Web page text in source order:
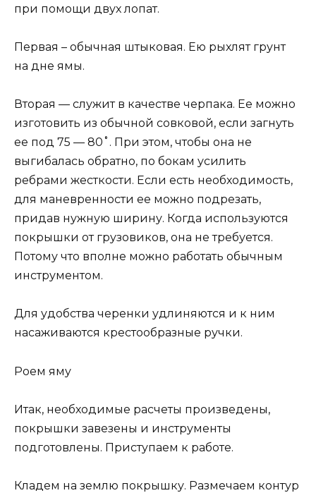
при помощи двух лопат.
Первая – обычная штыковая. Ею рыхлят грунт
на дне ямы.
Вторая — служит в качестве черпака. Ее можно
изготовить из обычной совковой, если загнуть
ее под 75 — 80˚. При этом, чтобы она не
выгибалась обратно, по бокам усилить
ребрами жесткости. Если есть необходимость,
для маневренности ее можно подрезать,
придав нужную ширину. Когда используются
покрышки от грузовиков, она не требуется.
Потому что вполне можно работать обычным
инструментом.
Для удобства черенки удлиняются и к ним
насаживаются крестообразные ручки.
Роем яму
Итак, необходимые расчеты произведены,
покрышки завезены и инструменты
подготовлены. Приступаем к работе.
Кладем на землю покрышку. Размечаем контур